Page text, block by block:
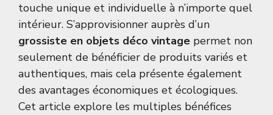
touche unique et individuelle à n’importe quel
intérieur. S’approvisionner auprès d’un
grossiste en objets déco vintage permet non
seulement de bénéficier de produits variés et
authentiques, mais cela présente également
des avantages économiques et écologiques.
Cet article explore les multiples bénéfices